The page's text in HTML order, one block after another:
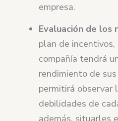
empresa.
Evaluación de los
plan de
compañía tendrá
rendimiento de
permitirá observar
debilidades de